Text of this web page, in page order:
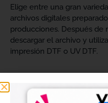
Elige entre una gran
archivos digitales
producciones. Después de
descargar el archivo y
impresión DTF o UV DTF.
Nuestrosdiseños digitales